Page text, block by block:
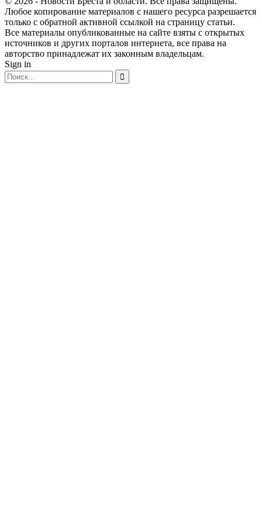
Любое копирование материалов с нашего ресурса разрешается
только с обратной активной ссылкой на страницу статьи.
Все материалы опубликованные на сайте взяты с открытых
источников и других порталов интернета, все права на
авторство принадлежат их законным владельцам.
Sign in